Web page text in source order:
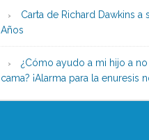
Carta de Richard Dawkins a
Años
¿Cómo ayudo a mi hijo a
cama? ¡Alarma para la enuresis